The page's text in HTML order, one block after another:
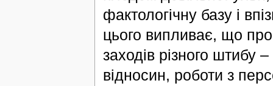
фактологічну базу і
цього випливає, що
заходів різного штибу
відносин, роботи з